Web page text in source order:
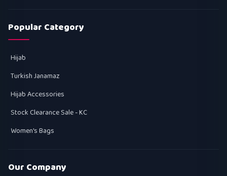
Popular Category
Hijab
Turkish Janamaz
Hijab Accessories
Stock Clearance Sale - KC
Women's Bags
Our Company